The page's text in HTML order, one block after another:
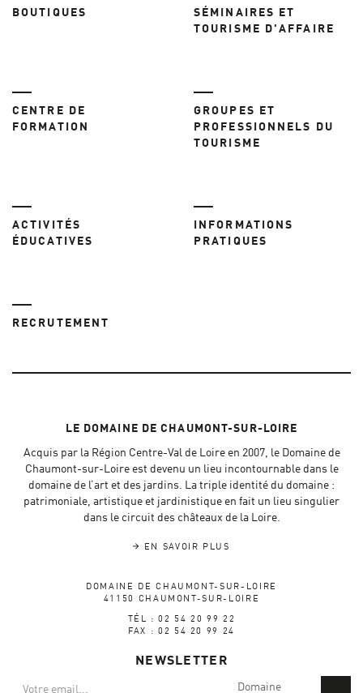
BOUTIQUES
SÉMINAIRES ET
TOURISME D'AFFAIRE
CENTRE DE
FORMATION
GROUPES ET
PROFESSIONNELS DU
TOURISME
ACTIVITÉS
ÉDUCATIVES
INFORMATIONS
PRATIQUES
RECRUTEMENT
LE DOMAINE DE CHAUMONT-SUR-LOIRE
Acquis par la Région Centre-Val de Loire en 2007, le Domaine de
Chaumont-sur-Loire est devenu un lieu incontournable dans le
domaine de l’art et des jardins. La triple identité du domaine :
patrimoniale, artistique et jardinistique en fait un lieu singulier
dans le circuit des châteaux de la Loire.
EN SAVOIR PLUS
DOMAINE DE CHAUMONT-SUR-LOIRE
41150 CHAUMONT-SUR-LOIRE
TÉL : 02 54 20 99 22
FAX : 02 54 20 99 24
NEWSLETTER